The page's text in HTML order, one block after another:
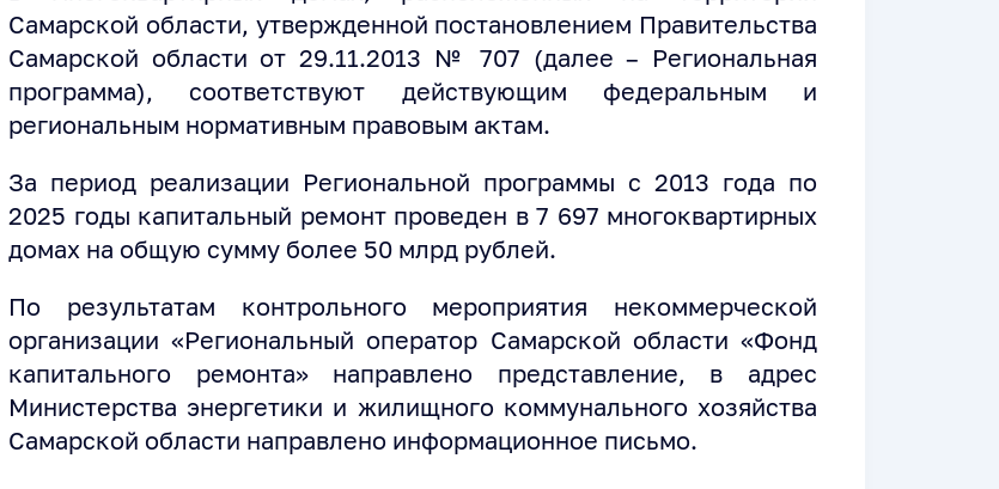
Самарской области, утвержденной постановлением Правительства
Самарской области от 29.11.2013 № 707 (далее – Региональная
программа), соответствуют действующим федеральным и
региональным нормативным правовым актам.
За период реализации Региональной программы с 2013 года по
2025 годы капитальный ремонт проведен в 7 697 многоквартирных
домах на общую сумму более 50 млрд рублей.
По результатам контрольного мероприятия некоммерческой
организации «Региональный оператор Самарской области «Фонд
капитального ремонта» направлено представление, в адрес
Министерства энергетики и жилищного коммунального хозяйства
Самарской области направлено информационное письмо.